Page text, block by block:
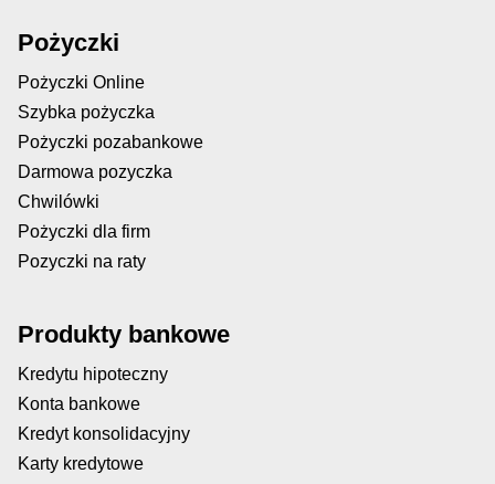
Pożyczki
Pożyczki Online
Szybka pożyczka
Pożyczki pozabankowe
Darmowa pozyczka
Chwilówki
Pożyczki dla firm
Pozyczki na raty
Produkty bankowe
Kredytu hipoteczny
Konta bankowe
Kredyt konsolidacyjny
Karty kredytowe